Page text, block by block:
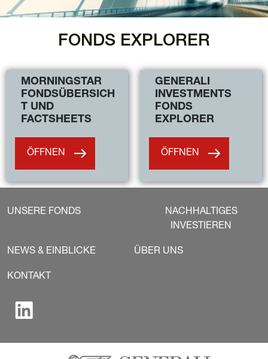
FONDS EXPLORER
MORNINGSTAR
FONDSÜBERSICH
T UND
FACTSHEETS
ÖFFNEN
GENERALI
INVESTMENTS
FONDS
EXPLORER
ÖFFNEN
UNSERE FONDS
NACHHALTIGES
INVESTIEREN
NEWS & EINBLICKE ÜBER UNS
KONTAKT